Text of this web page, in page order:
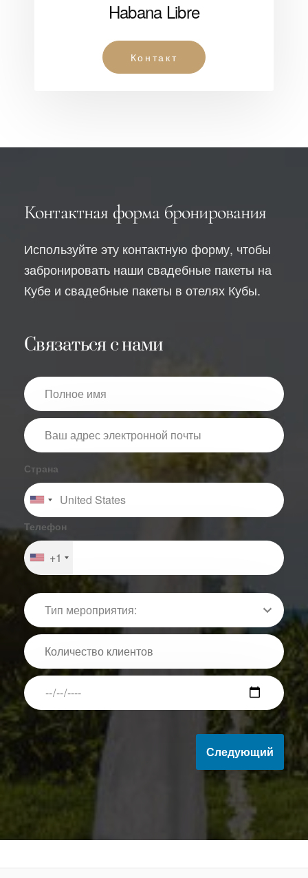
Habana Libre
Контакт
Контактная форма бронирования
Используйте эту контактную форму, чтобы
забронировать наши свадебные пакеты на
Кубе и свадебные пакеты в отелях Кубы.
Связаться с нами
Страна
Телефон
+1
Следующий